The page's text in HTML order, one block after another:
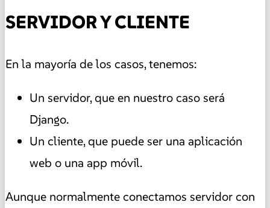
SERVIDOR Y CLIENTE
En la mayoría de los casos, tenemos:
Un servidor, que en nuestro caso será
Django.
Un cliente, que puede ser una aplicación
web o una app móvil.
Aunque normalmente conectamos servidor con